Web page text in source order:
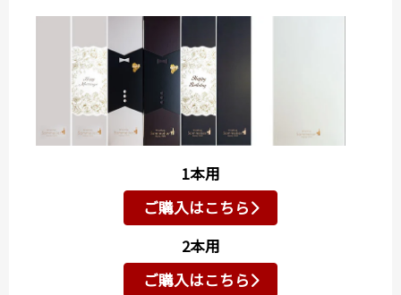
1本用
ご購入はこちら
2本用
ご購入はこちら